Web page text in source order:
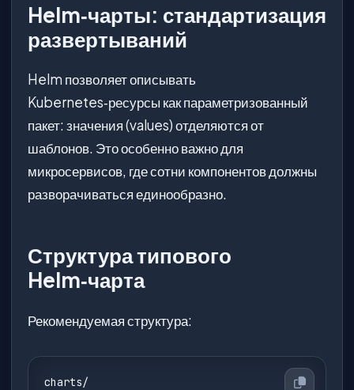
Helm‑чарты: стандартизация
развертываний
Helm позволяет описывать
Kubernetes‑ресурсы как параметризованный
пакет: значения (values) отделяются от
шаблонов. Это особенно важно для
микросервисов, где сотни компонентов должны
разворачиваться единообразно.
Структура типового
Helm‑чарта
Рекомендуемая структура:
charts/